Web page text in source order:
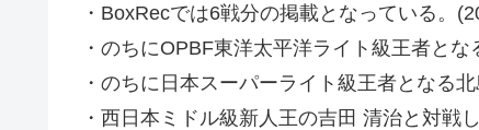
・BoxRecでは6戦分の掲載となっている。
・のちにOPBF東洋太平洋ライト級王者と
・のちに日本スーパーライト級王者となる
・西日本ミドル級新人王の吉田 清治と対戦